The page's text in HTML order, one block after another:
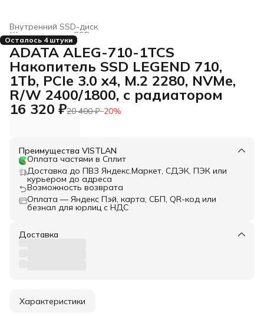
Внутренний SSD-диск
Жесткие диски, SSD и сетевые накопители
Электроника
Главная ›
Осталось 4 штуки
ADATA ALEG-710-1TCS
Накопитель SSD LEGEND 710,
1Tb, PCIe 3.0 x4, M.2 2280, NVMe,
R/W 2400/1800, с радиатором
16 320 ₽20 400 ₽−20%
Преимущества VISTLAN
Оплата частями в Сплит
Доставка до ПВЗ Яндекс.Маркет, СДЭК, ПЭК или
курьером до адреса
Возможность возврата
Оплата — Яндекс Пэй, карта, СБП, QR-код или
безнал для юрлиц с НДС
Доставка
Характеристики